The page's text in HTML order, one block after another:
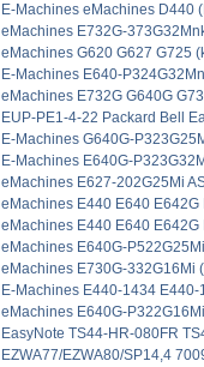
E-Machines eMachines D440
eMachines E732G-
eMachines G620 G627 G725
E-Machines E640-
eMachines E732G G640G
EUP-PE1-4-22 Packard Bell
E-Machines G640G-
E-Machines E640G-
eMachines E627-202G25Mi
eMachines E440 E640
eMachines E440 E640
eMachines E640G-
eMachines E730G-332G16Mi
E-Machines E440-1434
eMachines E640G-
EasyNote TS44-HR-080FR
EZWA77/EZWA80/SP14,4